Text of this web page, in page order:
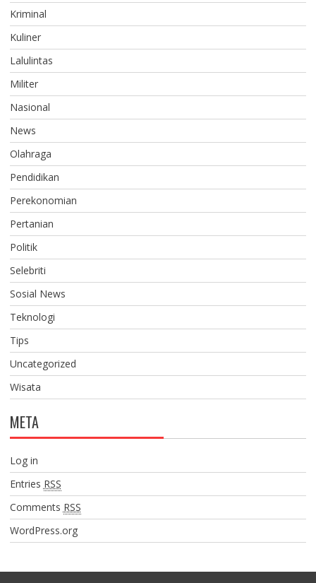
Kriminal
Kuliner
Lalulintas
Militer
Nasional
News
Olahraga
Pendidikan
Perekonomian
Pertanian
Politik
Selebriti
Sosial News
Teknologi
Tips
Uncategorized
Wisata
META
Log in
Entries RSS
Comments RSS
WordPress.org